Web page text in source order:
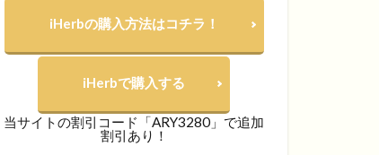
iHerbの購入方法はコチラ！
iHerbで購入する
当サイトの割引コード「ARY3280」で追加
割引あり！